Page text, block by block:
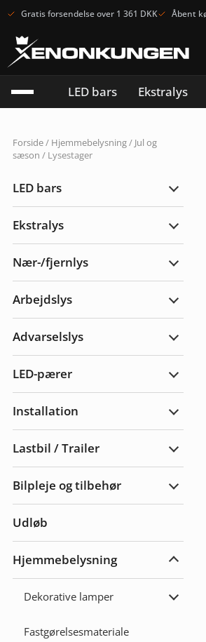
Gratis forsendelse over 1 361 DKK Åbent
LED bars Ekstralys
Forside/ Hjemmebelysning/ Jul og
sæson / Lysestager
LED bars
Udvid
Ekstralys
Udvid
Nær-/fjernlys
Udvid
Arbejdslys
Udvid
Advarselslys
Udvid
LED-pærer
Udvid
Installation
Udvid
Lastbil / Trailer
Udvid
Trailer
Bilpleje og tilbehør
Udvid
Udløb
Hjemmebelysning
Udvid
Dekorative lamper
Udvid
Fastgørelsesmateriale